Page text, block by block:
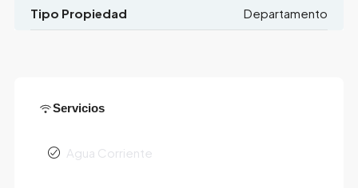
Tipo Propiedad Departamento
Servicios
Agua Corriente